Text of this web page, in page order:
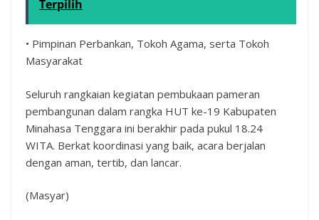
Terpilih
• Pimpinan Perbankan, Tokoh Agama, serta Tokoh
Masyarakat
Seluruh rangkaian kegiatan pembukaan pameran
pembangunan dalam rangka HUT ke-19 Kabupaten
Minahasa Tenggara ini berakhir pada pukul 18.24
WITA. Berkat koordinasi yang baik, acara berjalan
dengan aman, tertib, dan lancar.
(Masyar)